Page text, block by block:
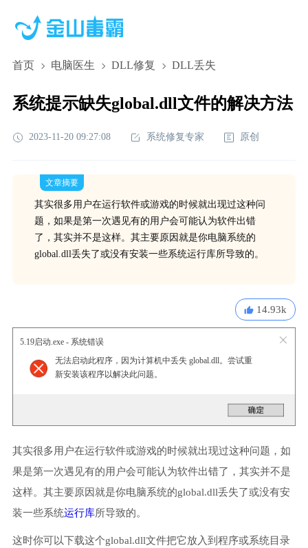
首页 电脑医生 DLL修复 DLL丢失
系统提示缺失global.dll文件的解决方法
2023-11-20 09:27:08 系统修复专家 原创
文章摘要
其实很多用户在运行软件或游戏的时候就出现过这种问
题，如果是第一次遇见有的用户会可能认为软件出错
了，其实并不是这样。其主要原因就是你电脑系统的
global.dll丢失了或没有安装一些系统运行库所导致的。
14.93k
5.19启动.exe - 系统错误
无法启动此程序，因为计算机中丢失 global.dll。尝试重
新安装该程序以解决此问题。
其实很多用户在运行软件或游戏的时候就出现过这种问题，如
果是第一次遇见有的用户会可能认为软件出错了，其实并不是
这样。其主要原因就是你电脑系统的global.dll丢失了或没有安
装一些系统运行库所导致的。
这时你可以下载这个global.dll文件把它放入到程序或系统目录